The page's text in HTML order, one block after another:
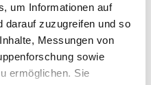
um Informationen auf
darauf zuzugreifen und so
Messungen von
sowie
ermöglichen. Sie
Ruscheinsky waren
Wertschätzung umspannte
„Mit Toni fehlt mir ein
unersetzbar. Wir
geschaut und dann